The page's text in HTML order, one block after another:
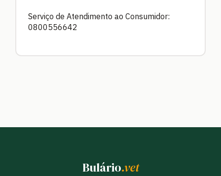
Serviço de Atendimento ao Consumidor:
0800556642
Bulário.vet